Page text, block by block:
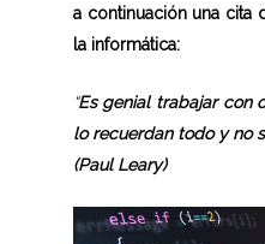
a continuación una cita
la informática:
“Es genial trabajar con
lo recuerdan todo y no
(Paul Leary)